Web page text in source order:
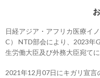
日経アジア・アフリカ医療イ
C） NTD部会により、2023年
生労働大臣及び外務大臣宛てに
2021年12月07日にキガリ宣